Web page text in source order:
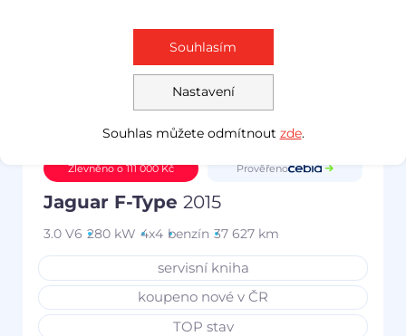
Zlevněno o 111 000 Kč Prověřeno
Jaguar F-Type 2015
3.0 V6 280 kW 4x4 benzín 37 627 km
servisní kniha
koupeno nové v ČR
TOP stav
Nastavení
Souhlasím
Souhlas můžete odmítnout zde.